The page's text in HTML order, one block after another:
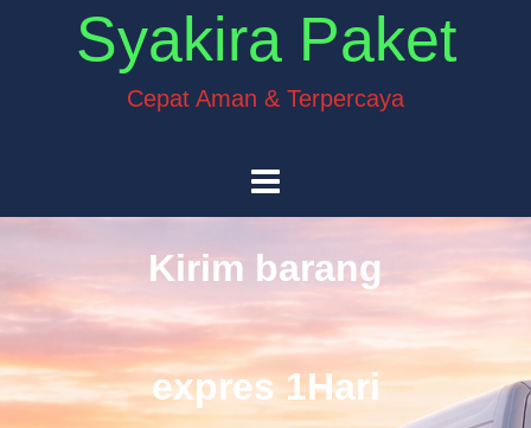
Syakira Paket
Cepat Aman & Terpercaya
Kirim barang
expres 1Hari